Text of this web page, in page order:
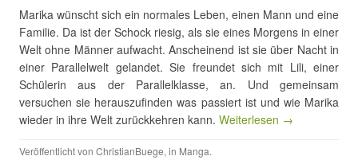
Marika wünscht sich ein normales Leben, einen Mann und eine
Familie. Da ist der Schock riesig, als sie eines Morgens in einer
Welt ohne Männer aufwacht. Anscheinend ist sie über Nacht in
einer Parallelwelt gelandet. Sie freundet sich mit Lili, einer
Schülerin aus der Parallelklasse, an. Und gemeinsam
versuchen sie herauszufinden was passiert ist und wie Marika
wieder in ihre Welt zurückkehren kann. Weiterlesen →
Veröffentlicht von ChristianBuege, in Manga.